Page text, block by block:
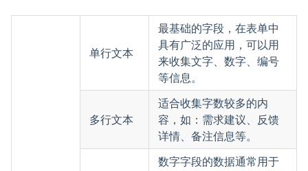
单行文本
最基础的字段，在表单中
具有广泛的应用，可以用
来收集文字、数字、编号
等信息。
多行文本
适合收集字数较多的内
容，如：需求建议、反馈
详情、备注信息等。
数字字段的数据通常用于